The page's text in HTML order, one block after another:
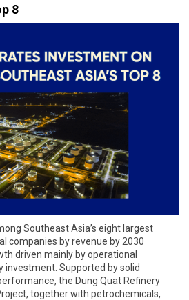
8
Southeast Asia’s eight largest
companies by revenue by 2030
driven mainly by operational
investment. Supported by solid
the Dung Quat Refinery
together with petrochemicals,